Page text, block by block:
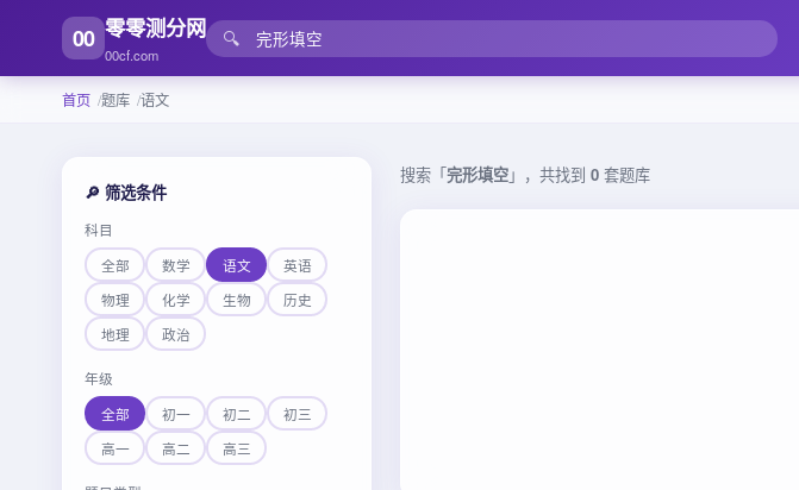
00 零零测分网
00cf.com
🔍
首页 题库 语文
🔎 筛选条件
科目
全部
数学 语文
英语
物理
化学 生物
历史
地理
政治
年级
全部
初一 初二
初三
高一
高二 高三
搜索「完形填空」，共找到 0 套题库